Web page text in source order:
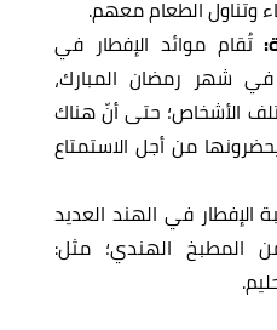
وتناول الطعام معهم.
تُقام موائد الإفطار في
شهر رمضان المبارك،
الأشخاص؛ حتى أنّ هناك
من أجل الاستمتاع
في الهند العديد
المطبخ الهندي؛ مثل: